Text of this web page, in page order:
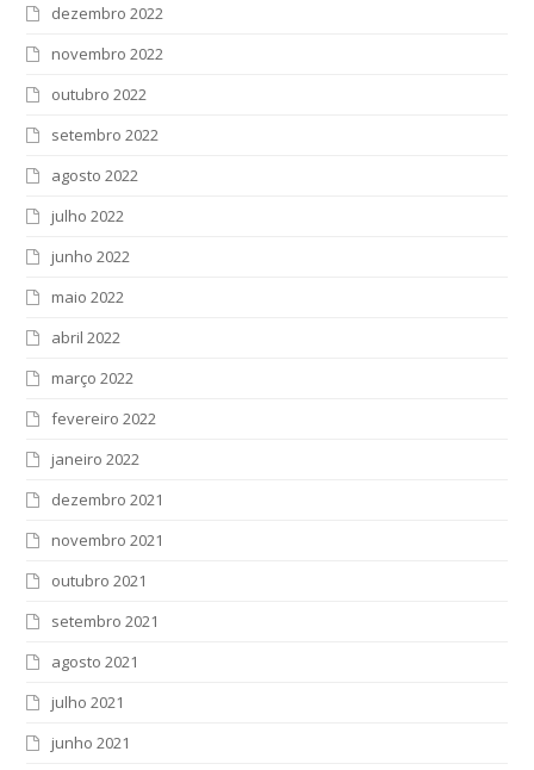
dezembro 2022
novembro 2022
outubro 2022
setembro 2022
agosto 2022
julho 2022
junho 2022
maio 2022
abril 2022
março 2022
fevereiro 2022
janeiro 2022
dezembro 2021
novembro 2021
outubro 2021
setembro 2021
agosto 2021
julho 2021
junho 2021